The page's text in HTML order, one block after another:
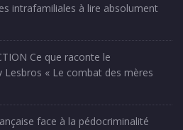
intrafamiliales à lire absolument
Ce que raconte le
Lesbros « Le combat des mères
face à la pédocriminalité